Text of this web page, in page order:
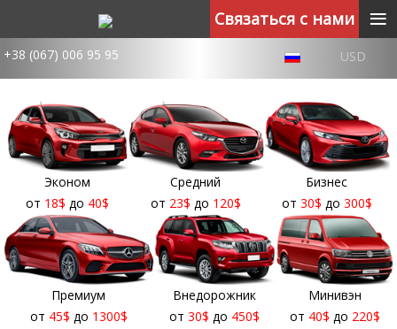
+38 (067) 006 95 95 USD
Эконом
от 18$ до 40$
Средний
от 23$ до 120$
Бизнес
от 30$ до 300$
Премиум
от 45$ до 1300$
Внедорожник
от30$ до 450$
Минивэн
от 40$ до 220$
Связаться с нами ≡